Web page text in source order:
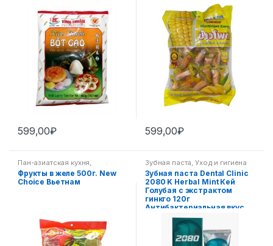
599,00₽ 599,00₽
Пан-азиатская кухня
Экзотические фрукты
Фрукты в желе 500г. New
Choice Вьетнам
Зубная паста ,Уход и гигиена
Зубная паста Dental Clinic
2080 K Herbal Mint Кей
Голубая с экстрактом
гинкго 120г
Антибактериальная вкус
мяты и целебных трав
Корея 12-031